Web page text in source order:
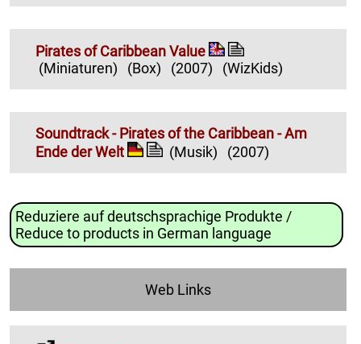
Pirates of Caribbean Value
(Miniaturen)
(Box) (2007) (WizKids)
Soundtrack - Pirates of the Caribbean - Am
Ende der Welt
(Musik) (2007)
Reduziere auf deutschsprachige Produkte /
Reduce to products in German language
Web Links